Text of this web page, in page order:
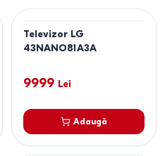
Televizor LG
43NANO81A3A
9999 Lei
Adaugă